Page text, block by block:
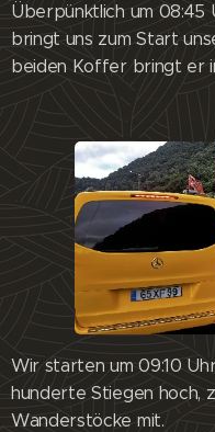
Überpünktlich um 08:45
bringt uns zum Start
beiden Koffer bringt er
Wir starten um 09:10
hunderte Stiegen hoch,
Wanderstöcke mit.